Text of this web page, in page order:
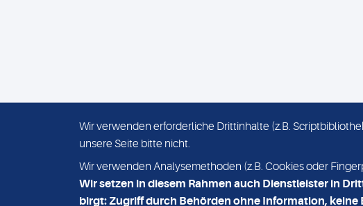
IMPRESSUM
Wir verwenden erforderliche Drittinhalte (z.B.
unsere Seite bitte nicht.
Wir verwenden Analysemethoden (z.B. Cookies oder
Wir setzen in diesem Rahmen auch Dienstleister in
birgt: Zugriff durch Behörden ohne Information,